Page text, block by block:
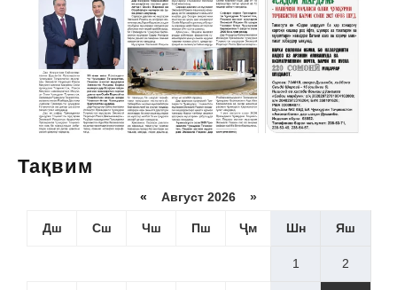
Тақвим
« Август 2026 »
Дш Сш Чш Пш Ҷм Шн Яш
1 2